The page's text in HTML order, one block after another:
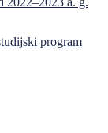
program